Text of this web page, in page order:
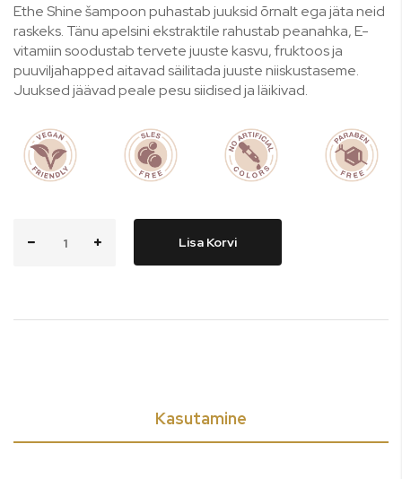
Ethe Shine šampoon puhastab juuksid õrnalt ega jäta neid
raskeks. Tänu apelsini ekstraktile rahustab peanahka, E-
vitamiin soodustab tervete juuste kasvu, fruktoos ja
puuviljahapped aitavad säilitada juuste niiskustaseme.
Juuksed jäävad peale pesu siidised ja läikivad.
Lisa Korvi
Kasutamine